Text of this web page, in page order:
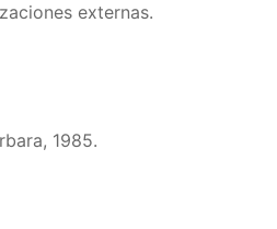
externas.
1985.